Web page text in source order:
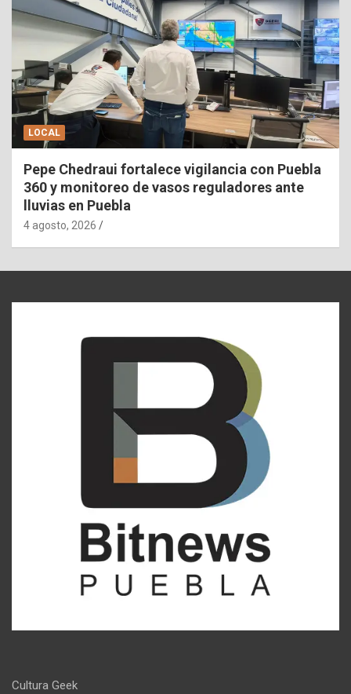
LOCAL
Pepe Chedraui fortalece vigilancia con Puebla
360 y monitoreo de vasos reguladores ante
lluvias en Puebla
4 agosto, 2026
Cultura Geek